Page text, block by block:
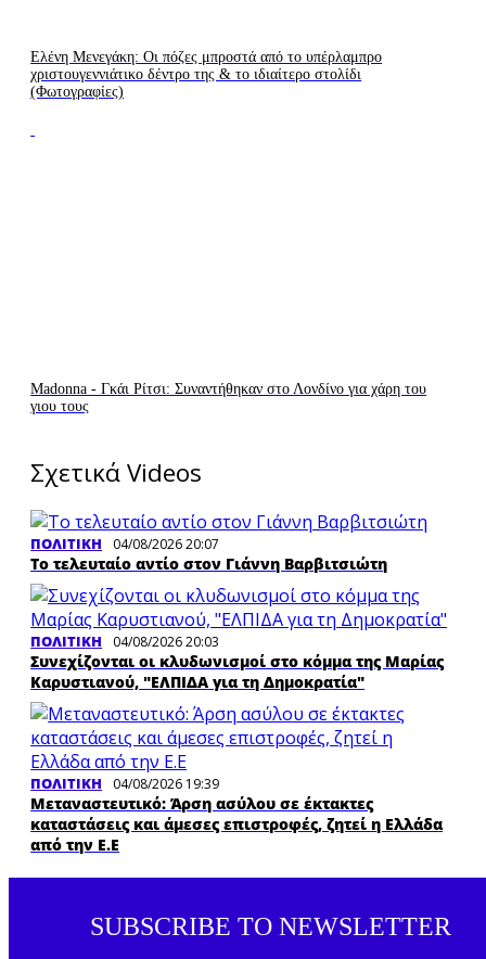
Ελένη Μενεγάκη: Οι πόζες μπροστά από το υπέρλαμπρο
χριστουγεννιάτικο δέντρο της & το ιδιαίτερο στολίδι
(Φωτογραφίες)
Madonna - Γκάι Ρίτσι: Συναντήθηκαν στο Λονδίνο για χάρη του
γιου τους
Σχετικά Videos
ΠΟΛΙΤΙΚΗ 04/08/2026 20:07
Το τελευταίο αντίο στον Γιάννη Βαρβιτσιώτη
ΠΟΛΙΤΙΚΗ 04/08/2026 20:03
Συνεχίζονται οι κλυδωνισμοί στο κόμμα της Μαρίας
Καρυστιανού, "ΕΛΠΙΔΑ για τη Δημοκρατία"
ΠΟΛΙΤΙΚΗ 04/08/2026 19:39
Μεταναστευτικό: Άρση ασύλου σε έκτακτες
καταστάσεις και άμεσες επιστροφές, ζητεί η Ελλάδα
από την Ε.Ε
SUBSCRIBE TO NEWSLETTER